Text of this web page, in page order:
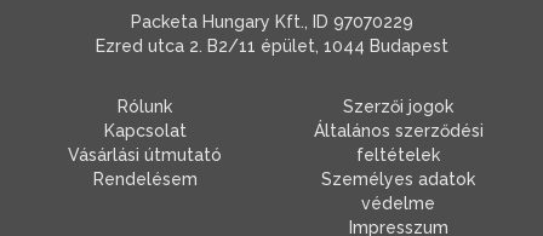
Packeta Hungary Kft., ID 97070229
Ezred utca 2. B2/11 épület, 1044 Budapest
Rólunk
Kapcsolat
Vásárlási útmutató
Rendelésem
Szerzői jogok
Általános szerződési
feltételek
Személyes adatok
védelme
Impresszum